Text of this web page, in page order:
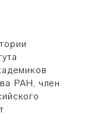
РАН, член